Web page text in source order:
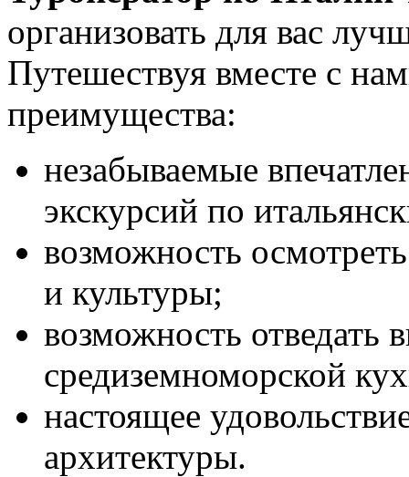
организовать для вас
Путешествуя вместе с
преимущества:
незабываемые
экскурсий по
возможность
и культуры;
возможность отведать
средиземноморской
настоящее
архитектуры.